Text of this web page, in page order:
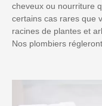
cheveux ou nourriture
certains cas rares que
racines de plantes et
Nos plombiers